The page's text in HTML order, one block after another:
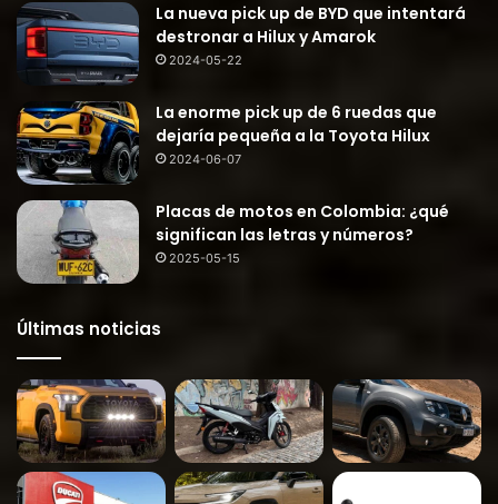
La nueva pick up de BYD que intentará
destronar a Hilux y Amarok
2024-05-22
La enorme pick up de 6 ruedas que
dejaría pequeña a la Toyota Hilux
2024-06-07
Placas de motos en Colombia: ¿qué
significan las letras y números?
2025-05-15
Últimas noticias